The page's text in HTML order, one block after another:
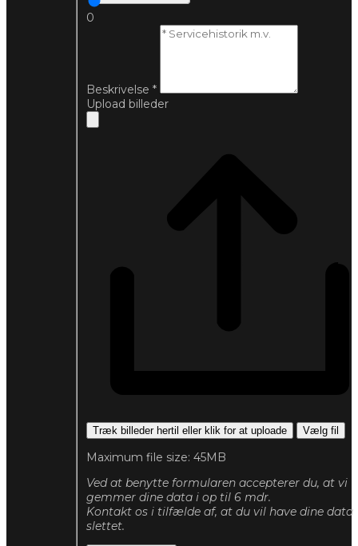
0
Beskrivelse *
Upload billeder
Træk billeder hertil eller klik for at uploade Vælg fil
Maximum file size: 45MB
Ved at benytte formularen accepterer du, at vi
gemmer dine data i op til 6 mdr.
Kontakt os i tilfælde af, at du vil have dine data
slettet.